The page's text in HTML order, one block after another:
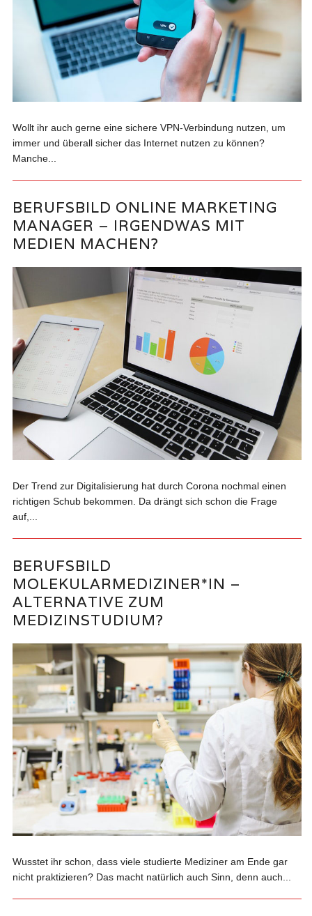
Wollt ihr auch gerne eine sichere VPN-Verbindung nutzen, um
immer und überall sicher das Internet nutzen zu können?
Manche...
BERUFSBILD ONLINE MARKETING
MANAGER – IRGENDWAS MIT
MEDIEN MACHEN?
Der Trend zur Digitalisierung hat durch Corona nochmal einen
richtigen Schub bekommen. Da drängt sich schon die Frage
auf,...
BERUFSBILD
MOLEKULARMEDIZINER*IN –
ALTERNATIVE ZUM
MEDIZINSTUDIUM?
Wusstet ihr schon, dass viele studierte Mediziner am Ende gar
nicht praktizieren? Das macht natürlich auch Sinn, denn auch...